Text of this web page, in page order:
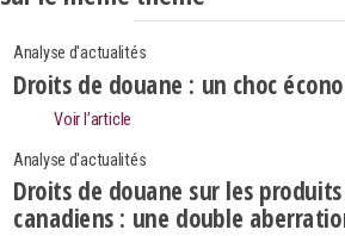
Analyse d'actualités
Droits de douane : un choc
Voir l’article
Analyse d'actualités
Droits de douane sur les
canadiens : une double